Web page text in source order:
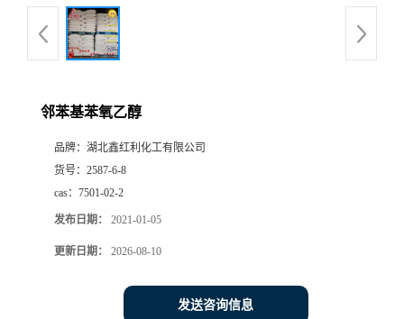
邻苯基苯氧乙醇
品牌： 湖北鑫红利化工有限公司
货号： 2587-6-8
cas： 7501-02-2
发布日期： 2021-01-05
更新日期： 2026-08-10
发送咨询信息